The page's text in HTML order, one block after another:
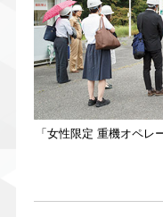
「女性限定 重機オペレ